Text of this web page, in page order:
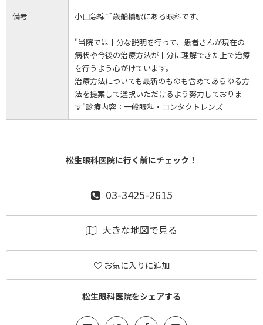
備考 小田急線千歳船橋駅にある眼科です。
"当院では十分な説明を行って、患者さんが現在の
病状や今後の治療方法が十分に理解できた上で治療
を行うよう心がけています。
治療方法についても最新のものも含めてあらゆる方
法を提案して選択いただけるよう努力しておりま
す"診療内容：一般眼科・コンタクトレンズ
松生眼科医院に行く前にチェック！
03-3425-2615
大きな地図で見る
お気に入りに追加
松生眼科医院をシェアする